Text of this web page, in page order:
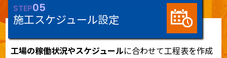
STEP05
施工スケジュール設定
工場の稼働状況やスケジュールに合わせて工程表を作成